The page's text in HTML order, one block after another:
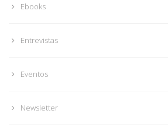
Ebooks
Entrevistas
Eventos
Newsletter